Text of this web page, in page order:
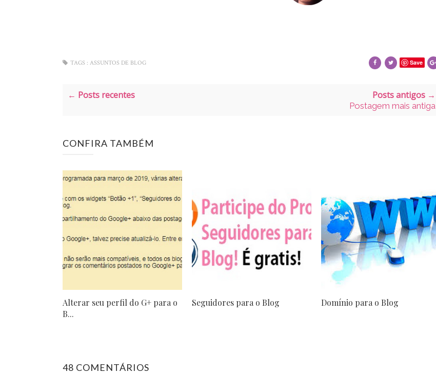
Save
TAGS : ASSUNTOS DE BLOG
← Posts recentes Posts antigos →
Postagem mais antiga
CONFIRA TAMBÉM
Alterar seu perfil do G+ para o
B...
Seguidores para o Blog Domínio para o Blog
48 COMENTÁRIOS